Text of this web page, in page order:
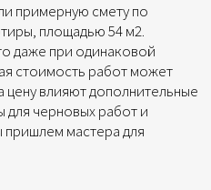
примерную смету по
площадью 54 м2.
даже при одинаковой
стоимость работ может
цену влияют дополнительные
для черновых работ и
мастера для